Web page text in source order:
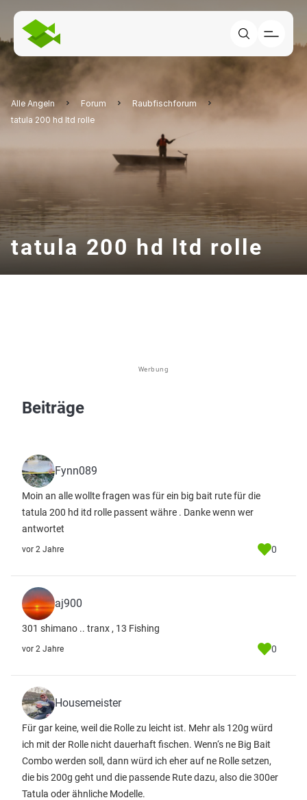
Alle Angeln Forum
Raubfischforum
tatula 200 hd ltd rolle
tatula 200 hd ltd rolle
Werbung
Beiträge
Fynn089
Moin an alle wollte fragen was für ein big bait rute für die
tatula 200 hd itd rolle passent währe . Danke wenn wer
antwortet
vor 2 Jahre 0
aj900
301 shimano .. tranx , 13 Fishing
vor 2 Jahre 0
Housemeister
Für gar keine, weil die Rolle zu leicht ist. Mehr als 120g würd
ich mit der Rolle nicht dauerhaft fischen. Wenn‘s ne Big Bait
Combo werden soll, dann würd ich eher auf ne Rolle setzen,
die bis 200g geht und die passende Rute dazu, also die 300er
Tatula oder ähnliche Modelle.